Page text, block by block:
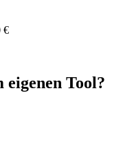
€
Tool?